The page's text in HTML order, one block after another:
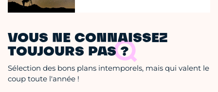
VOUS NE CONNAISSEZ
TOUJOURS PAS ?
Sélection des bons plans intemporels, mais qui valent le
coup toute l'année !